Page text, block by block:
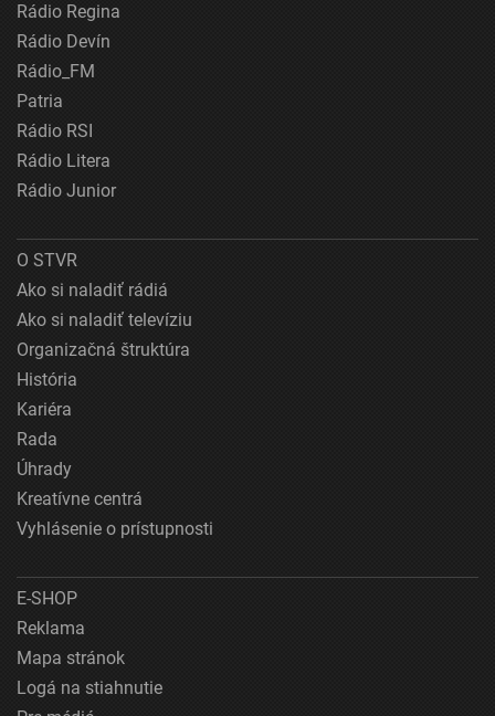
Rádio Regina
Rádio Devín
Rádio_FM
Patria
Rádio RSI
Rádio Litera
Rádio Junior
O STVR
Ako si naladiť rádiá
Ako si naladiť televíziu
Organizačná štruktúra
História
Kariéra
Rada
Úhrady
Kreatívne centrá
Vyhlásenie o prístupnosti
E-SHOP
Reklama
Mapa stránok
Logá na stiahnutie